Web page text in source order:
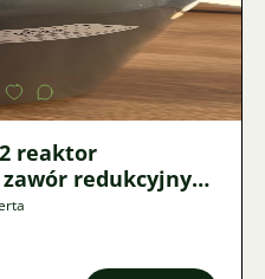
Zdjęcie
reaktor
redukcyjny